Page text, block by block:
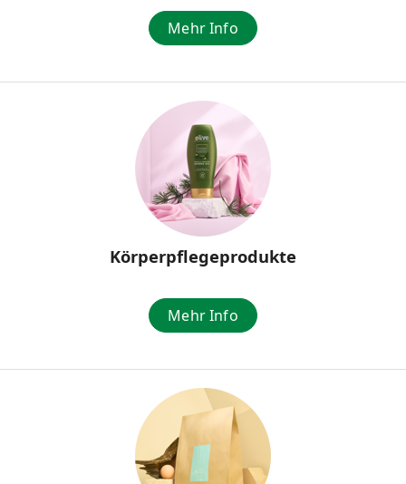
Mehr Info
Körperpflegeprodukte
Mehr Info